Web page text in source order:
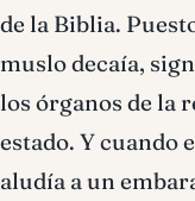
de la Biblia.
muslo decaía,
los órganos de la
estado. Y cuando
aludía a un